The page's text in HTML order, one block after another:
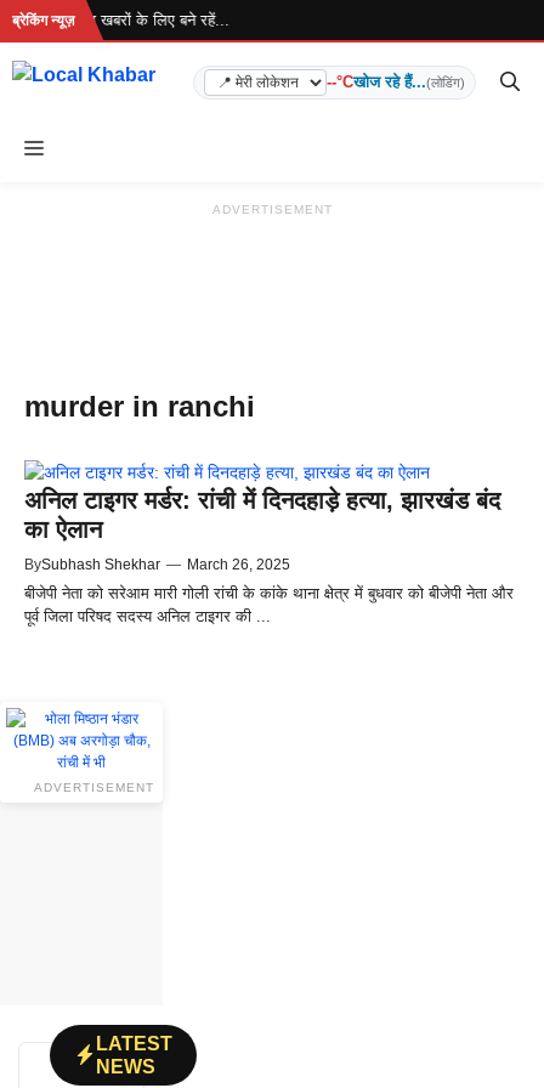
Skip
content
ब्रेकिंग न्यूज़
रहा है... ताज़ा खबरों के लिए बने रहें...
--°Cखोज रहे हैं...(लोडिंग)
Menu
ADVERTISEMENT
murder in ranchi
अनिल टाइगर मर्डर: रांची में दिनदहाड़े हत्या, झारखंड बंद
का ऐलान
BySubhash Shekhar — March 26, 2025
बीजेपी नेता को सरेआम मारी गोली रांची के कांके थाना क्षेत्र में बुधवार को बीजेपी नेता और
पूर्व जिला परिषद सदस्य अनिल टाइगर की ...
ADVERTISEMENT
LATEST
NEWS